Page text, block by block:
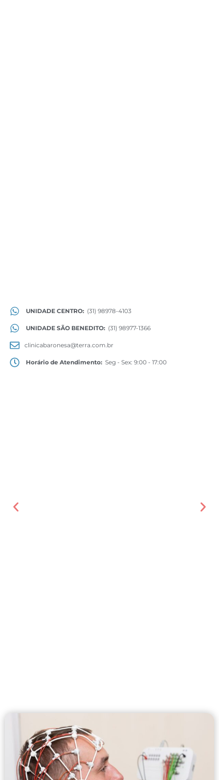
UNIDADE CENTRO: (31) 98978-4103
UNIDADE SÃO BENEDITO: (31) 98977-1366
clinicabaronesa@terra.com.br
Horário de Atendimento: Seg - Sex: 9:00 - 17:00